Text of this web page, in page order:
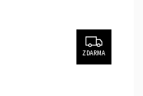
ZDARMA